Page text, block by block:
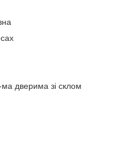
дверима зі склом